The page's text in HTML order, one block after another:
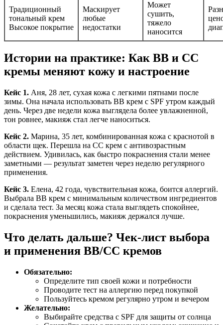
Традиционный
тональный крем
Высокое покрытие
Маскирует
любые
недостатки
Может
сушить,
тяжело
наносится
Истории на практике: Как BB и CC
кремы меняют кожу и настроение
Кейс 1. Аня, 28 лет, сухая кожа с легкими пятнами после
зимы. Она начала использовать BB крем с SPF утром каждый
день. Через две недели кожа выглядела более увлажненной,
тон ровнее, макияж стал легче наноситься.
Кейс 2. Марина, 35 лет, комбинированная кожа с краснотой в
области щек. Перешла на CC крем с антивозрастным
действием. Удивилась, как быстро покраснения стали менее
заметными — результат заметен через неделю регулярного
применения.
Кейс 3. Елена, 42 года, чувствительная кожа, боится аллергий.
Выбрала BB крем с минимальным количеством ингредиентов
и сделала тест. За месяц кожа стала выглядеть спокойнее,
покраснения уменьшились, макияж держался лучше.
Что делать дальше? Чек-лист выбора
и применения BB/CC кремов
Обязательно:
Определите тип своей кожи и потребности
Проводите тест на аллергию перед покупкой
Пользуйтесь кремом регулярно утром и вечером
Желательно:
Выбирайте средства с SPF для защиты от солнца